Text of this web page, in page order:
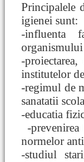
Principalele
igienei sunt:
-influenta
-
institutelor
-regimul de
sanatatii
-educatia
-
normelor
-studiul